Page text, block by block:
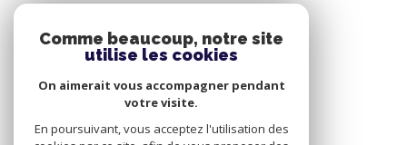
Espace propriétaire
Comme beaucoup, notre site
utilise les cookies
On aimerait vous accompagner pendant
votre visite.
En poursuivant, vous acceptez l'utilisation des